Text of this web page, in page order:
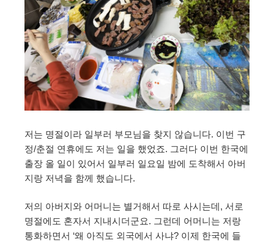
저는 명절이라 일부러 부모님을 찾지 않습니다. 이번 구
정/춘절 연휴에도 저는 일을 했었죠. 그러다 이번 한국에
출장 올 일이 있어서 일부러 일요일 밤에 도착해서 아버
지랑 저녁을 함께 했습니다.
저의 아버지와 어머니는 별거해서 따로 사시는데, 서로
명절에도 혼자서 지내시더군요. 그런데 어머니는 저랑
통화하면서 ‘왜 아직도 외국에서 사냐? 이제 한국에 들